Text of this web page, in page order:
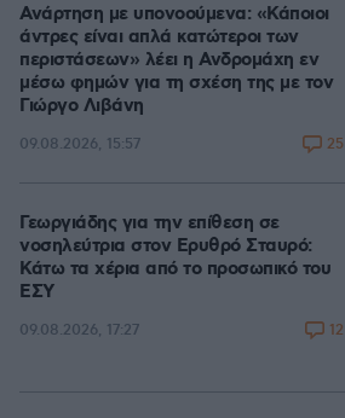
Ανάρτηση με υπονοούμενα: «Κάποιοι
άντρες είναι απλά κατώτεροι των
περιστάσεων» λέει η Ανδρομάχη εν
μέσω φημών για τη σχέση της με τον
Γιώργο Λιβάνη
09.08.2026, 15:57 25
Γεωργιάδης για την επίθεση σε
νοσηλεύτρια στον Ερυθρό Σταυρό:
Κάτω τα χέρια από το προσωπικό του
ΕΣΥ
09.08.2026, 17:27 12